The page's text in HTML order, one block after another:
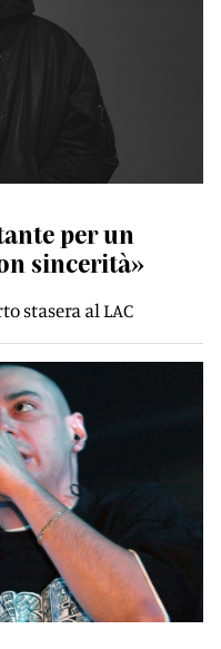
per un
sincerità»
stasera al LAC